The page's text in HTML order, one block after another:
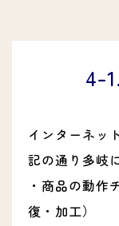
4-
インターネッ
記の通り多岐
・商品の動作
復・加工）